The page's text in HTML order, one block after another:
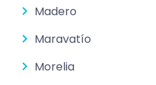
Madero
Maravatío
Morelia